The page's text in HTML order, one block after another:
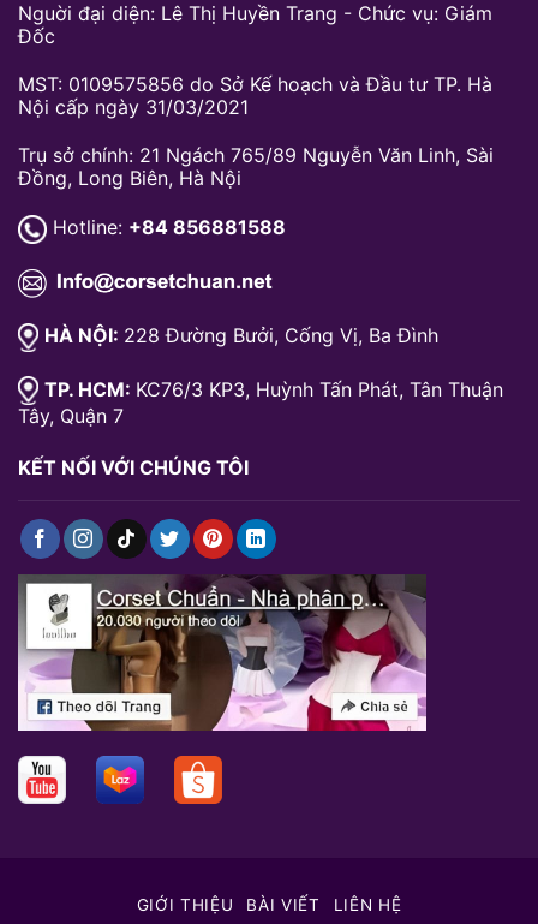
Nguời đại diện: Lê Thị Huyền Trang - Chức vụ: Giám
Đốc
MST: 0109575856 do Sở Kế hoạch và Đầu tư TP. Hà
Nội cấp ngày 31/03/2021
Trụ sở chính: 21 Ngách 765/89 Nguyễn Văn Linh, Sài
Đồng, Long Biên, Hà Nội
Hotline: +84 856881588
HÀ NỘI: 228 Đường Bưởi, Cống Vị, Ba Đình
TP. HCM: KC76/3 KP3, Huỳnh Tấn Phát, Tân Thuận
Tây, Quận 7
KẾT NỐI VỚI CHÚNG TÔI
GIỚI THIỆU BÀI VIẾT LIÊN HỆ